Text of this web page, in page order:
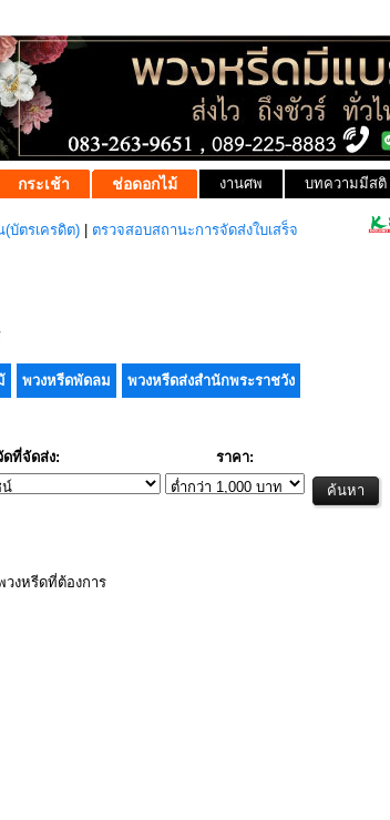
กระเช้า ช่อดอกไม้ งานศพ บทความมีสติ
(บัตรเครดิต) ตรวจสอบสถานะการจัดส่งใบเสร็จ
พวงหรีดพัดลม พวงหรีดส่งสำนักพระราชวัง
ดที่จัดส่ง: ราคา:
งหรีดที่ต้องการ